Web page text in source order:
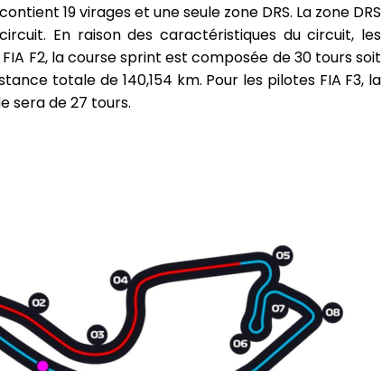
19 virages et une seule zone DRS. La zone DRS
En raison des caractéristiques du circuit, les
F2, la course sprint est composée de 30 tours soit
totale de 140,154 km. Pour les pilotes FIA F3, la
sera de 27 tours.